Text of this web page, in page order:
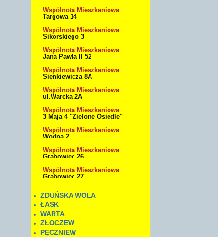
Wspólnota Mieszkaniowa
Targowa 14
Wspólnota Mieszkaniowa
Sikorskiego 3
Wspólnota Mieszkaniowa
Jana Pawła II 52
Wspólnota Mieszkaniowa
Sienkiewicza 8A
Wspólnota Mieszkaniowa
ul.Warcka 2A
Wspólnota Mieszkaniowa
3 Maja 4 "Zielone Osiedle"
Wspólnota Mieszkaniowa
Wodna 2
Wspólnota Mieszkaniowa
Grabowiec 26
Wspólnota Mieszkaniowa
Grabowiec 27
ZDUŃSKA WOLA
ŁASK
WARTA
ZŁOCZEW
PĘCZNIEW